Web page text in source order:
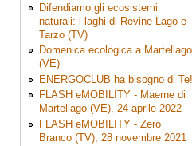
Difendiamo gli ecosistemi
naturali: i laghi di Revine Lago e
Tarzo (TV)
Domenica ecologica a Martellago
(VE)
ENERGOCLUB ha bisogno di Te!
FLASH eMOBILITY - Maerne di
Martellago (VE), 24 aprile 2022
FLASH eMOBILITY - Zero
Branco (TV), 28 novembre 2021